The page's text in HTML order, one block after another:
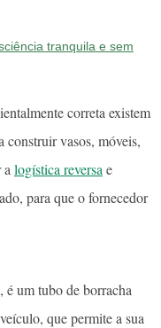
tranquila e sem
correta existem
construir vasos, móveis,
logística reversa e
para que o fornecedor
um tubo de borracha
que permite a sua